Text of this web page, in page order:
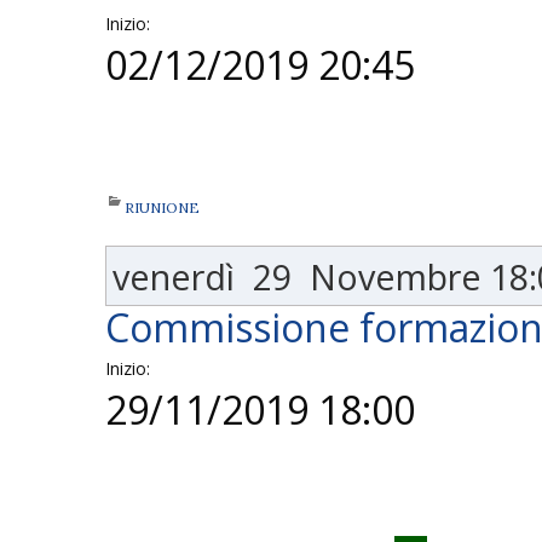
Inizio:
02/12/2019 20:45
RIUNIONE
venerdì 29 Novembre
Commissione
Inizio:
29/11/2019 18:00